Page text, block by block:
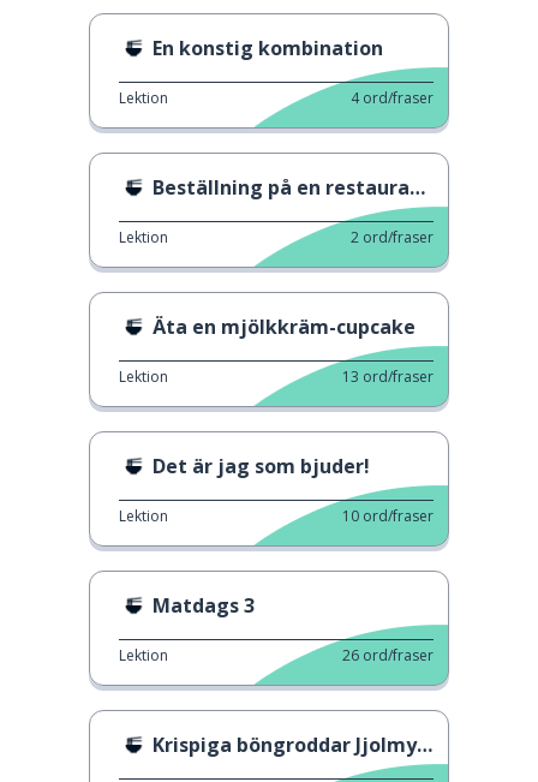
En konstig kombination
Lektion 4 ord/fraser
Beställning på en restaurang
Lektion 2 ord/fraser
Äta en mjölkkräm-cupcake
Lektion 13 ord/fraser
Det är jag som bjuder!
Lektion 10 ord/fraser
Matdags 3
Lektion 26 ord/fraser
Krispiga böngroddar Jjolmyeon